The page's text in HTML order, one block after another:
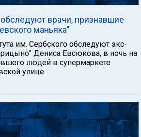
врачи, признавшие
маньяка"
им. Сербского обследуют экс-
Дениса Евсюкова, в ночь на
людей в супермаркете
улице.